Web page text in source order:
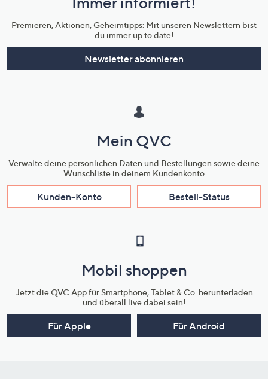
Unternehmensinformationen
Premieren, Aktionen, Geheimtipps: Mit unseren Newslettern bist
du immer up to date!
Newsletter abonnieren
Mein QVC
Verwalte deine persönlichen Daten und Bestellungen sowie deine
Wunschliste in deinem Kundenkonto
Kunden-Konto Bestell-Status
Mobil shoppen
Jetzt die QVC App für Smartphone, Tablet & Co. herunterladen
und überall live dabei sein!
Für Apple Für Android